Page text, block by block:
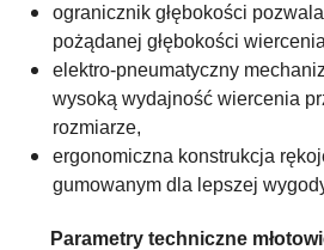
ogranicznik głębokości
pożądanej głębokości
elektro-pneumatyczny
wysoką wydajność wiercenia
rozmiarze,
ergonomiczna konstrukcja
gumowanym dla lepszej
Parametry techniczne